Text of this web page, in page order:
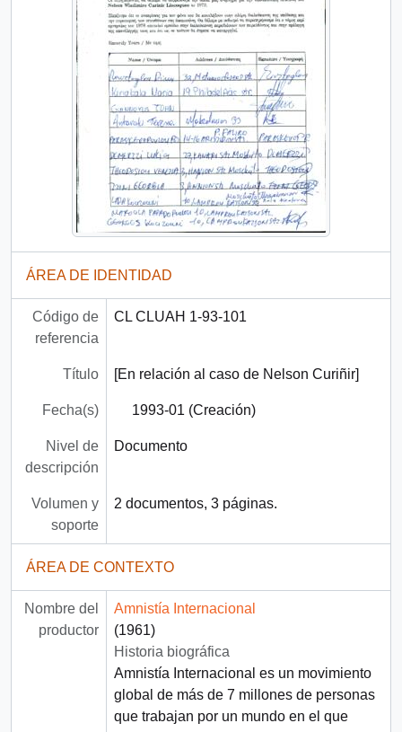
ÁREA DE IDENTIDAD
Código de
referencia
CL CLUAH 1-93-101
Título [En relación al caso de Nelson Curiñir]
Fecha(s) 1993-01 (Creación)
Nivel de
descripción
Documento
Volumen y
soporte
2 documentos, 3 páginas.
ÁREA DE CONTEXTO
Nombre del
productor
Amnistía Internacional
(1961)
Historia biográfica
Amnistía Internacional es un movimiento
global de más de 7 millones de personas
que trabajan por un mundo en el que